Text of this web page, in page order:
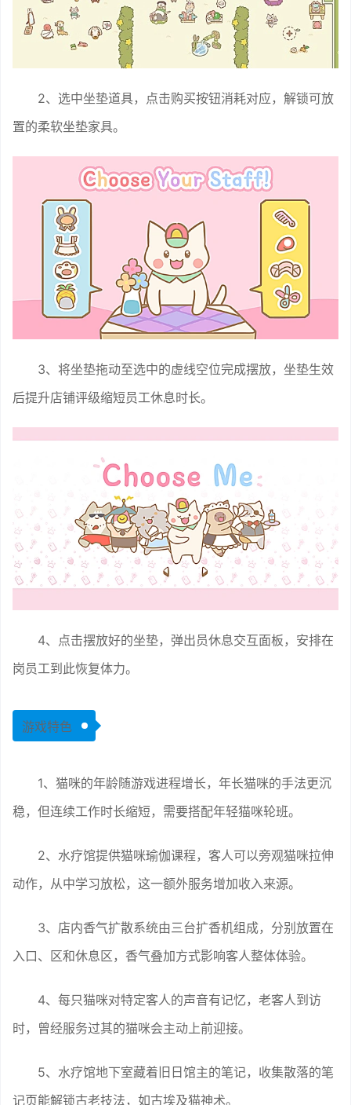
2、选中坐垫道具，点击购买按钮消耗对应，解锁可放
置的柔软坐垫家具。
3、将坐垫拖动至选中的虚线空位完成摆放，坐垫生效
后提升店铺评级缩短员工休息时长。
4、点击摆放好的坐垫，弹出员休息交互面板，安排在
岗员工到此恢复体力。
游戏特色
1、猫咪的年龄随游戏进程增长，年长猫咪的手法更沉
稳，但连续工作时长缩短，需要搭配年轻猫咪轮班。
2、水疗馆提供猫咪瑜伽课程，客人可以旁观猫咪拉伸
动作，从中学习放松，这一额外服务增加收入来源。
3、店内香气扩散系统由三台扩香机组成，分别放置在
入口、区和休息区，香气叠加方式影响客人整体体验。
4、每只猫咪对特定客人的声音有记忆，老客人到访
时，曾经服务过其的猫咪会主动上前迎接。
5、水疗馆地下室藏着旧日馆主的笔记，收集散落的笔
记页能解锁古老技法，如古埃及猫神术。